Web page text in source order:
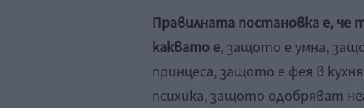
Правилната постановка е, че
каквато е, защото е умна,
принцеса, защото е фея в
психика, защото одобряват